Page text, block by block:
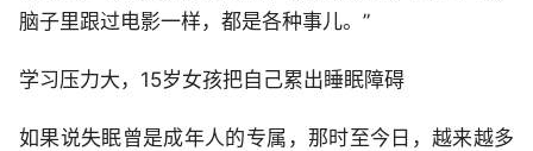
脑子里跟过电影一样，都是各种事儿。”
学习压力大，15岁女孩把自己累出睡眠障碍
如果说失眠曾是成年人的专属，那时至今日，越来越多